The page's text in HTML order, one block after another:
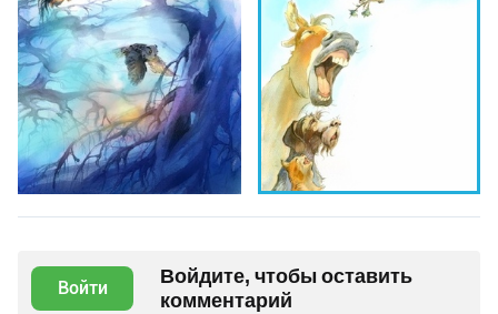
Войти
Войдите, чтобы оставить
комментарий